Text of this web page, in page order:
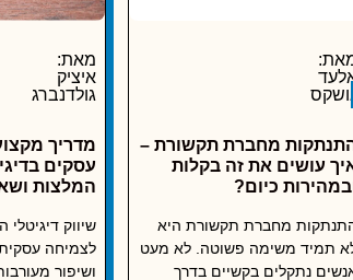
מחברת תקשורת –
עושים את זה בקלות
כיום?
גושקס
מחברת תקשורת היא
תמיד משימה פשוטה. לא מעט
נתקלים בקשיים בדרך
מדריך
עסקים
המלצות
מאת:
איציק
גולדנברג
שיווק דיגיטלי
לצמיחה
ושיפור